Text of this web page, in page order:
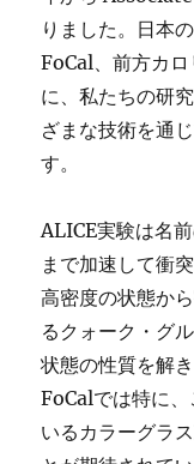
りました。日本
FoCal、前方カ
に、私たちの研
ざまな技術を通
す。
ALICE実験は名
まで加速して衝
高密度の状態か
るクォーク・グ
状態の性質を解
FoCalでは特に
いるカラーグラ